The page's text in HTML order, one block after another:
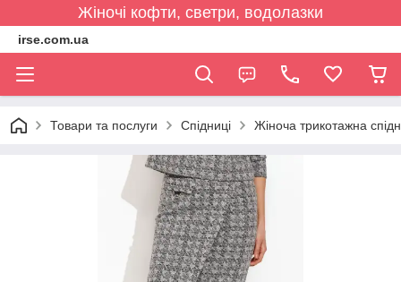
Жіночі кофти, светри, водолазки
irse.com.ua
Товари та послуги Спідниці Жіноча трикотажна